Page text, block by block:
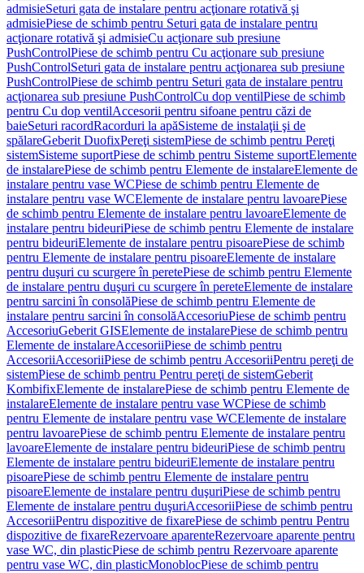
admisieSeturi gata de instalare pentru acţionare rotativă şi
admisiePiese de schimb pentru Seturi gata de instalare pentru
acţionare rotativă şi admisieCu acţionare sub presiune
PushControlPiese de schimb pentru Cu acţionare sub presiune
PushControlSeturi gata de instalare pentru acţionarea sub presiune
PushControlPiese de schimb pentru Seturi gata de instalare pentru
acţionarea sub presiune PushControlCu dop ventilPiese de schimb
pentru Cu dop ventilAccesorii pentru sifoane pentru căzi de
baieSeturi racordRacorduri la apăSisteme de instalaţii şi de
spălareGeberit DuofixPereţi sistemPiese de schimb pentru Pereţi
sistemSisteme suportPiese de schimb pentru Sisteme suportElemente
de instalarePiese de schimb pentru Elemente de instalareElemente de
instalare pentru vase WCPiese de schimb pentru Elemente de
instalare pentru vase WCElemente de instalare pentru lavoarePiese
de schimb pentru Elemente de instalare pentru lavoareElemente de
instalare pentru bideuriPiese de schimb pentru Elemente de instalare
pentru bideuriElemente de instalare pentru pisoarePiese de schimb
pentru Elemente de instalare pentru pisoareElemente de instalare
pentru duşuri cu scurgere în peretePiese de schimb pentru Elemente
de instalare pentru duşuri cu scurgere în pereteElemente de instalare
pentru sarcini în consolăPiese de schimb pentru Elemente de
instalare pentru sarcini în consolăAccesoriuPiese de schimb pentru
AccesoriuGeberit GISElemente de instalarePiese de schimb pentru
Elemente de instalareAccesoriiPiese de schimb pentru
AccesoriiAccesoriiPiese de schimb pentru AccesoriiPentru pereţi de
sistemPiese de schimb pentru Pentru pereţi de sistemGeberit
KombifixElemente de instalarePiese de schimb pentru Elemente de
instalareElemente de instalare pentru vase WCPiese de schimb
pentru Elemente de instalare pentru vase WCElemente de instalare
pentru lavoarePiese de schimb pentru Elemente de instalare pentru
lavoareElemente de instalare pentru bideuriPiese de schimb pentru
Elemente de instalare pentru bideuriElemente de instalare pentru
pisoarePiese de schimb pentru Elemente de instalare pentru
pisoareElemente de instalare pentru duşuriPiese de schimb pentru
Elemente de instalare pentru duşuriAccesoriiPiese de schimb pentru
AccesoriiPentru dispozitive de fixarePiese de schimb pentru Pentru
dispozitive de fixareRezervoare aparenteRezervoare aparente pentru
vase WC, din plasticPiese de schimb pentru Rezervoare aparente
pentru vase WC, din plasticMonoblocPiese de schimb pentru